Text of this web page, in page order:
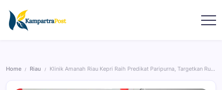
Home / Riau / Klinik Amanah Riau Kepri Raih Predikat Paripurna, Targetkan Rumah Sakit